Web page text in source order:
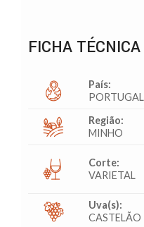
FICHA TÉCNICA
País:
PORTUGAL
Região:
MINHO
Corte:
VARIETAL
Uva(s):
CASTELÃO